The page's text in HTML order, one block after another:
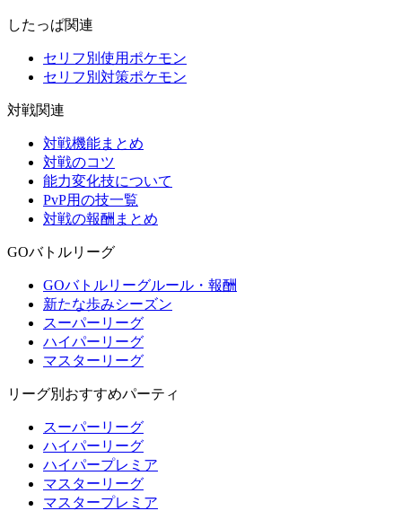
したっぱ関連
セリフ別使用ポケモン
セリフ別対策ポケモン
対戦関連
対戦機能まとめ
対戦のコツ
能力変化技について
PvP用の技一覧
対戦の報酬まとめ
GOバトルリーグ
GOバトルリーグルール・報酬
新たな歩みシーズン
スーパーリーグ
ハイパーリーグ
マスターリーグ
リーグ別おすすめパーティ
スーパーリーグ
ハイパーリーグ
ハイパープレミア
マスターリーグ
マスタープレミア